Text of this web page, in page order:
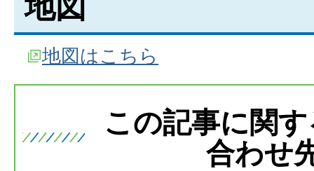
地図はこちら
この記事に関
合わせ